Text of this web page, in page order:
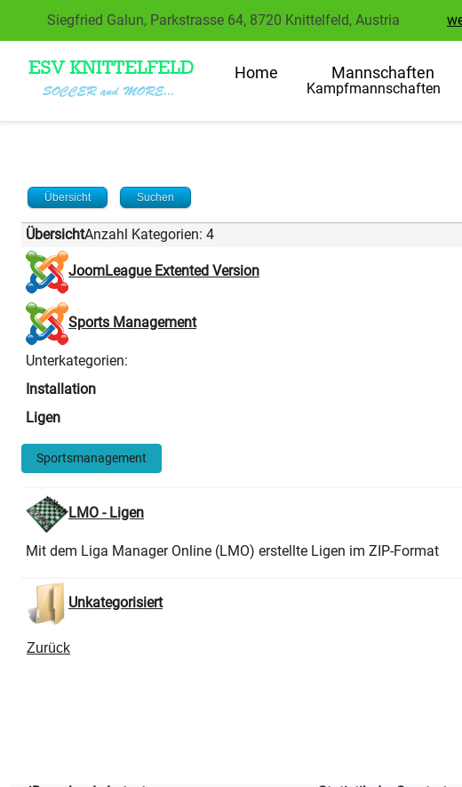
Siegfried Galun, Parkstrasse 64, 8720 Knittelfeld, Austria
Home Mannschaften
Kampfmannschaften
Übersicht Suchen
ÜbersichtAnzahl Kategorien: 4
JoomLeague Extented Version
Sports Management
Unterkategorien:
Installation
Ligen
Sportsmanagement
LMO - Ligen
Mit dem Liga Manager Online (LMO) erstellte Ligen im ZIP-Format
Unkategorisiert
Zurück